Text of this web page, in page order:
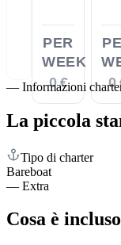
PER
WEEK
0 €
0
— Informazioni
La piccola
Tipo di charter
Bareboat
— Extra
Cosa è